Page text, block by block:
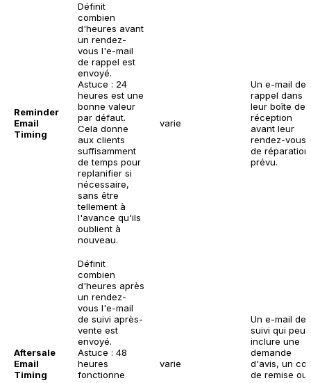
Reminder
Email
Timing
Définit
combien
d'heures avant
un rendez-
vous l'e-mail
de rappel est
envoyé.
Astuce : 24
heures est une
bonne valeur
par défaut.
Cela donne
aux clients
suffisamment
de temps pour
replanifier si
nécessaire,
sans être
tellement à
l'avance qu'ils
oublient à
nouveau.
varie
Un e-mail de
rappel dans
leur boîte de
réception
avant leur
rendez-vous
de réparation
prévu.
Aftersale
Email
Timing
Définit
combien
d'heures après
un rendez-
vous l'e-mail
de suivi après-
vente est
envoyé.
Astuce : 48
heures
fonctionne
varie
Un e-mail de
suivi qui peut
inclure une
demande
d'avis, un
de remise ou